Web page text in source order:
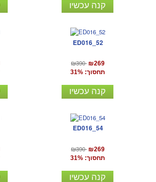
קנה עכשיו
ED016_52
₪390 ₪269
תחסוך: 31%
קנה עכשיו
ED016_54
₪390 ₪269
תחסוך: 31%
קנה עכשיו